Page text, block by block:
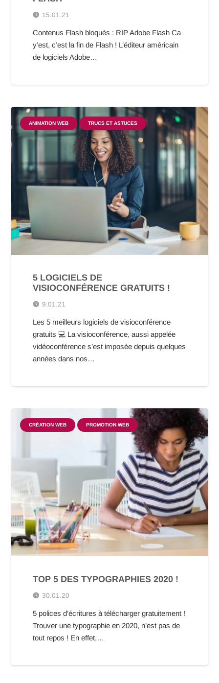
15.01.21
Contenus Flash bloqués : RIP Adobe Flash Ca
y’est, c’est la fin de Flash ! L’éditeur américain
de logiciels Adobe…
ANIMATION WEB TRUCS ET ASTUCES
5 LOGICIELS DE
VISIOCONFÉRENCE GRATUITS !
9.01.21
Les 5 meilleurs logiciels de visioconférence
gratuits 💻 La visioconférence, aussi appelée
vidéoconférence s’est imposée depuis quelques
années dans nos…
CRÉATION WEB PROMOTION WEB
TOP 5 DES TYPOGRAPHIES 2020 !
30.01.20
5 polices d’écritures à télécharger gratuitement !
Trouver une typographie en 2020, n’est pas de
tout repos ! En effet,…